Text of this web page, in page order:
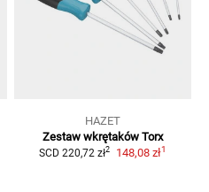
HAZET
Zestaw wkrętaków Torx
SCD 220,72 zł2 148,08 zł1